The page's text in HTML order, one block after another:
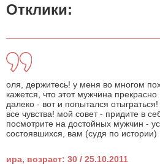
Отклики:
оля, держитесь! у меня во многом
кажется, что этот мужчина
далеко - вот и попытался
все чувства! мой совет - придите в
посмотрите на достойных мужчин -
состоявшихся, вам (судя по истории)
ира, возраст: 30 / 25.10.2011